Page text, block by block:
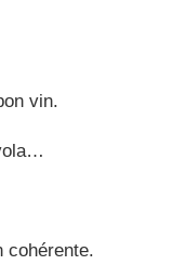
vin.
cohérente.